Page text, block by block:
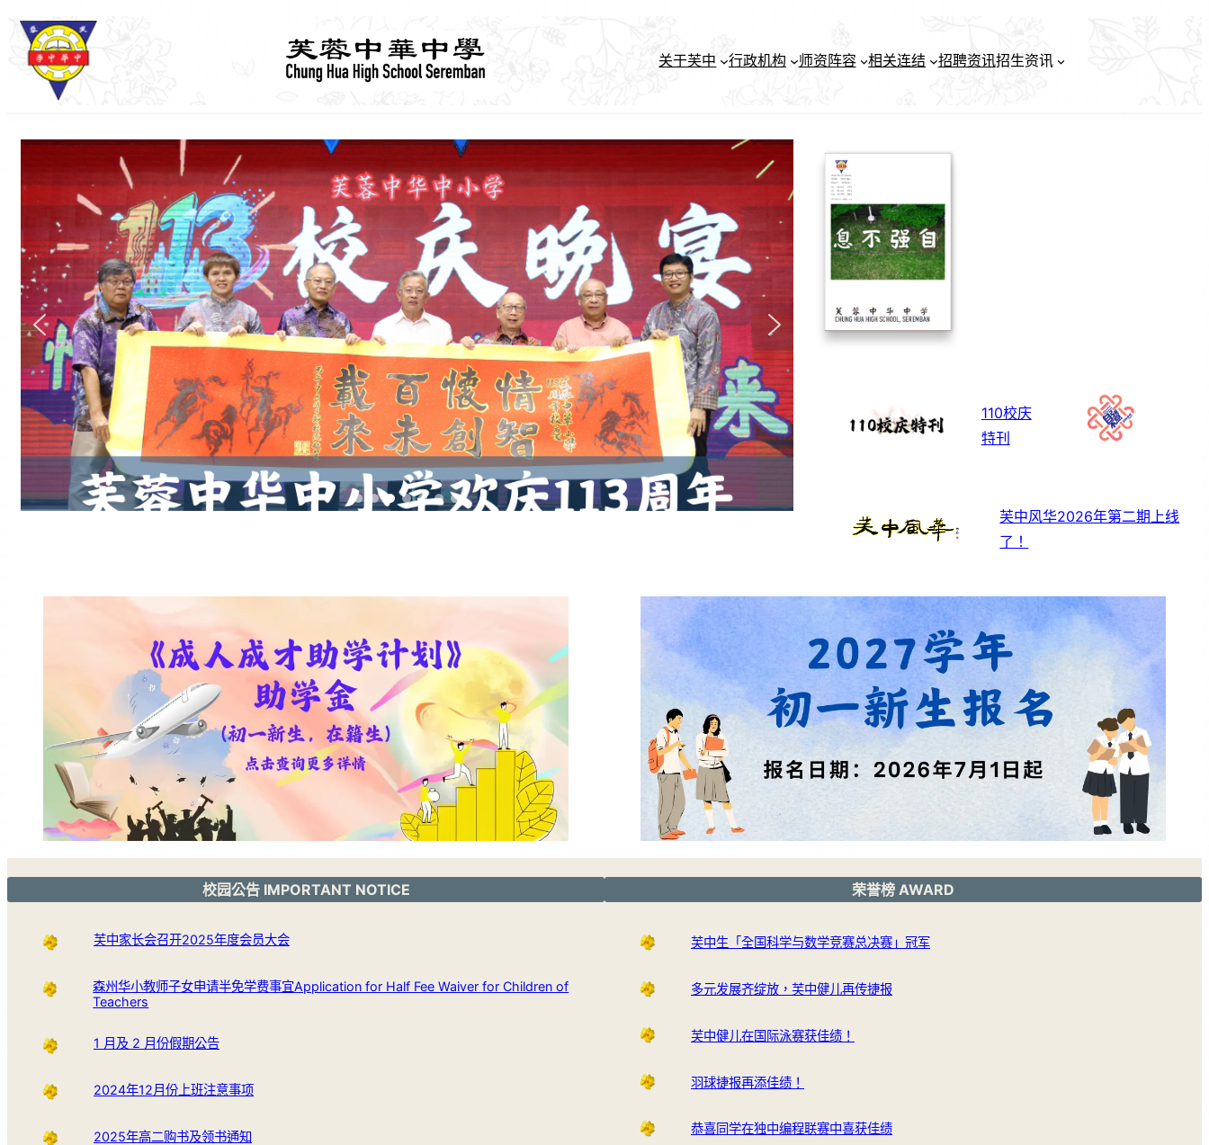
关于芙中 行政机构 师资阵容 相关连结 招聘资讯招生资讯
110校庆
特刊
芙中风华2026年第二期上线
了！
校园公告 IMPORTANT NOTICE
芙中家长会召开2025年度会员大会
森州华小教师子女申请半免学费事宜Application for Half Fee Waiver for Children of
Teachers
1 月及 2 月份假期公告
2024年12月份上班注意事项
2025年高二购书及领书通知
荣誉榜 AWARD
芙中生「全国科学与数学竞赛总决赛」冠军
多元发展齐绽放，芙中健儿再传捷报
芙中健儿在国际泳赛获佳绩！
羽球捷报再添佳绩！
恭喜同学在独中编程联赛中喜获佳绩